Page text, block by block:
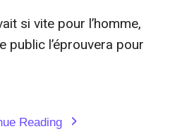
si vite pour l’homme,
public l’éprouvera pour
Reading expand_more